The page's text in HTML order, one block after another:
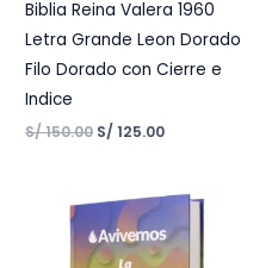
Biblia Reina Valera 1960
Letra Grande Leon Dorado
Filo Dorado con Cierre e
Indice
S/150.00 S/ 125.00